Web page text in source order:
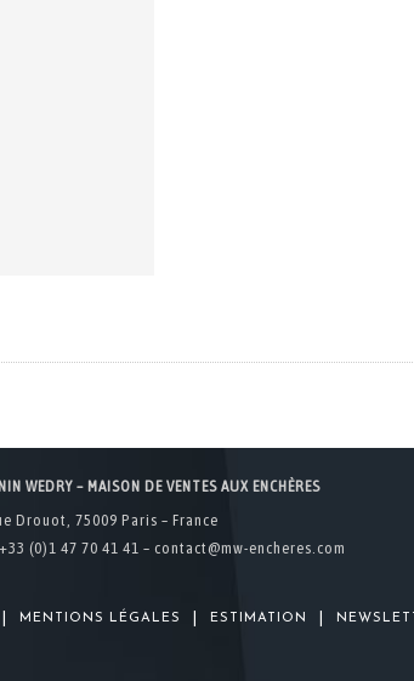
WEDRY – MAISON DE VENTES AUX ENCHÈRES
Drouot, 75009 Paris – France
(0)1 47 70 41 41 – contact@mw-encheres.com
MENTIONS LÉGALES ESTIMATION